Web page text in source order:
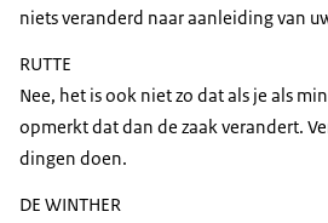
niets veranderd naar aanleiding van
RUTTE
Nee, het is ook niet zo dat als je als
opmerkt dat dan de zaak verandert.
dingen doen.
DE WINTHER